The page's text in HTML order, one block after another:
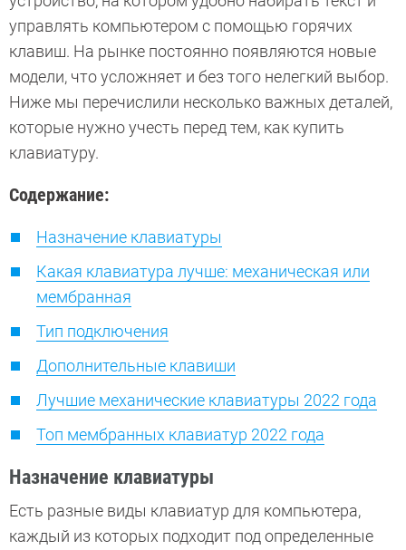
управлять компьютером с помощью горячих
клавиш. На рынке постоянно появляются новые
модели, что усложняет и без того нелегкий выбор.
Ниже мы перечислили несколько важных деталей,
которые нужно учесть перед тем, как купить
клавиатуру.
Содержание:
Назначение клавиатуры
Какая клавиатура лучше: механическая или
мембранная
Тип подключения
Дополнительные клавиши
Лучшие механические клавиатуры 2022 года
Топ мембранных клавиатур 2022 года
Назначение клавиатуры
Есть разные виды клавиатур для компьютера,
каждый из которых подходит под определенные